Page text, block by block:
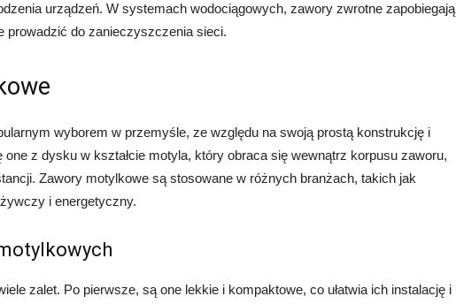
urządzeń. W systemach wodociągowych, zawory zwrotne zapobiegają
prowadzić do zanieczyszczenia sieci.
wyborem w przemyśle, ze względu na swoją prostą konstrukcję i
one z dysku w kształcie motyla, który obraca się wewnątrz korpusu zaworu,
Zawory motylkowe są stosowane w różnych branżach, takich jak
i energetyczny.
zalet. Po pierwsze, są one lekkie i kompaktowe, co ułatwia ich instalację i